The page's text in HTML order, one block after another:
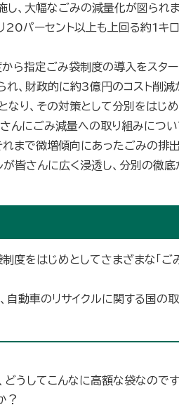
、大幅なごみの減量化が図られま
パーセント以上も上回る約1キロ
指定ごみ袋制度の導入をスタ
、財政的に約3億円のコスト削減
り、その対策として分別をはじ
んにごみ減量への取り組みにつ
まで微増傾向にあったごみの排
皆さんに広く浸透し、分別の徹
をはじめとしてさまざまな「ご
自動車のリサイクルに関する国の
うしてこんなに高額な袋なので
？